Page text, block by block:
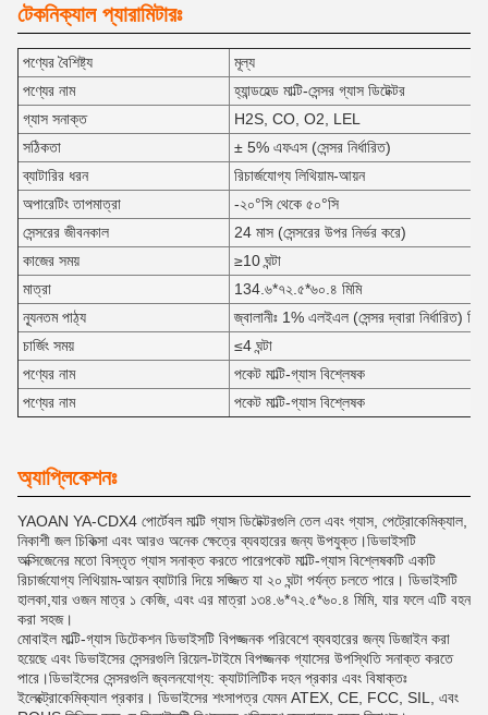
টেকনিক্যাল প্যারামিটারঃ
পণ্যের বৈশিষ্ট্য
মূল্য
পণ্যের নাম
হ্যান্ডহেল্ড মাল্টি-সেন্সর গ্যাস ডিটেক্টর
গ্যাস সনাক্ত
H2S, CO, O2, LEL
সঠিকতা
± 5% এফএস (সেন্সর নির্ধারিত)
ব্যাটারির ধরন
রিচার্জযোগ্য লিথিয়াম-আয়ন
অপারেটিং তাপমাত্রা
-২০°সি থেকে ৫০°সি
সেন্সরের জীবনকাল
24 মাস (সেন্সরের উপর নির্ভর করে)
কাজের সময়
≥10 ঘন্টা
মাত্রা
134.৬*৭২.৫*৬০.৪ মিমি
ন্যূনতম পাঠ্য
জ্বালানীঃ 1% এলইএল (সেন্সর দ্বারা নির্ধারিত)
চার্জিং সময়
≤4 ঘন্টা
পণ্যের নাম
পকেট মাল্টি-গ্যাস বিশ্লেষক
পণ্যের নাম
পকেট মাল্টি-গ্যাস বিশ্লেষক
অ্যাপ্লিকেশনঃ
YAOAN YA-CDX4 পোর্টেবল মাল্টি গ্যাস ডিটেক্টরগুলি তেল এবং গ্যাস, পেট্রোকেমিক্যাল,
নিকাশী জল চিকিত্সা এবং আরও অনেক ক্ষেত্রে ব্যবহারের জন্য উপযুক্ত।ডিভাইসটি
অক্সিজেনের মতো বিস্তৃত গ্যাস সনাক্ত করতে পারেপকেট মাল্টি-গ্যাস বিশ্লেষকটি একটি
রিচার্জযোগ্য লিথিয়াম-আয়ন ব্যাটারি দিয়ে সজ্জিত যা ২০ ঘন্টা পর্যন্ত চলতে পারে। ডিভাইসটি
হালকা,যার ওজন মাত্র ১ কেজি, এবং এর মাত্রা ১৩৪.৬*৭২.৫*৬০.৪ মিমি, যার ফলে এটি বহন
করা সহজ।
মোবাইল মাল্টি-গ্যাস ডিটেকশন ডিভাইসটি বিপজ্জনক পরিবেশে ব্যবহারের জন্য ডিজাইন করা
হয়েছে এবং ডিভাইসের সেন্সরগুলি রিয়েল-টাইমে বিপজ্জনক গ্যাসের উপস্থিতি সনাক্ত করতে
পারে।ডিভাইসের সেন্সরগুলি জ্বলনযোগ্য: ক্যাটালিটিক দহন প্রকার এবং বিষাক্তঃ
ইলেক্ট্রোকেমিক্যাল প্রকার। ডিভাইসের শংসাপত্র যেমন ATEX, CE, FCC, SIL, এবং